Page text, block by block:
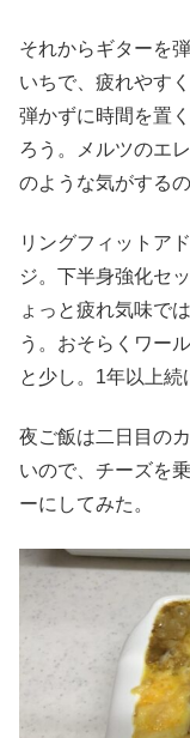
それからギターを
いちで、疲れやす
弾かずに時間を置
ろう。メルツのエ
のような気がする
リングフィットア
ジ。下半身強化セ
ょっと疲れ気味で
う。おそらくワー
と少し。1年以上続
夜ご飯は二日目の
いので、チーズを
ーにしてみた。